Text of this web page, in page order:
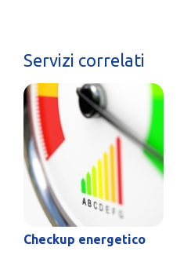
Servizi correlati
Checkup energetico